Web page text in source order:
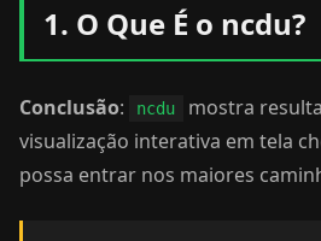
1. O Que É o ncdu?
Conclusão: ncdu mostra
visualização interativa em tela
possa entrar nos maiores